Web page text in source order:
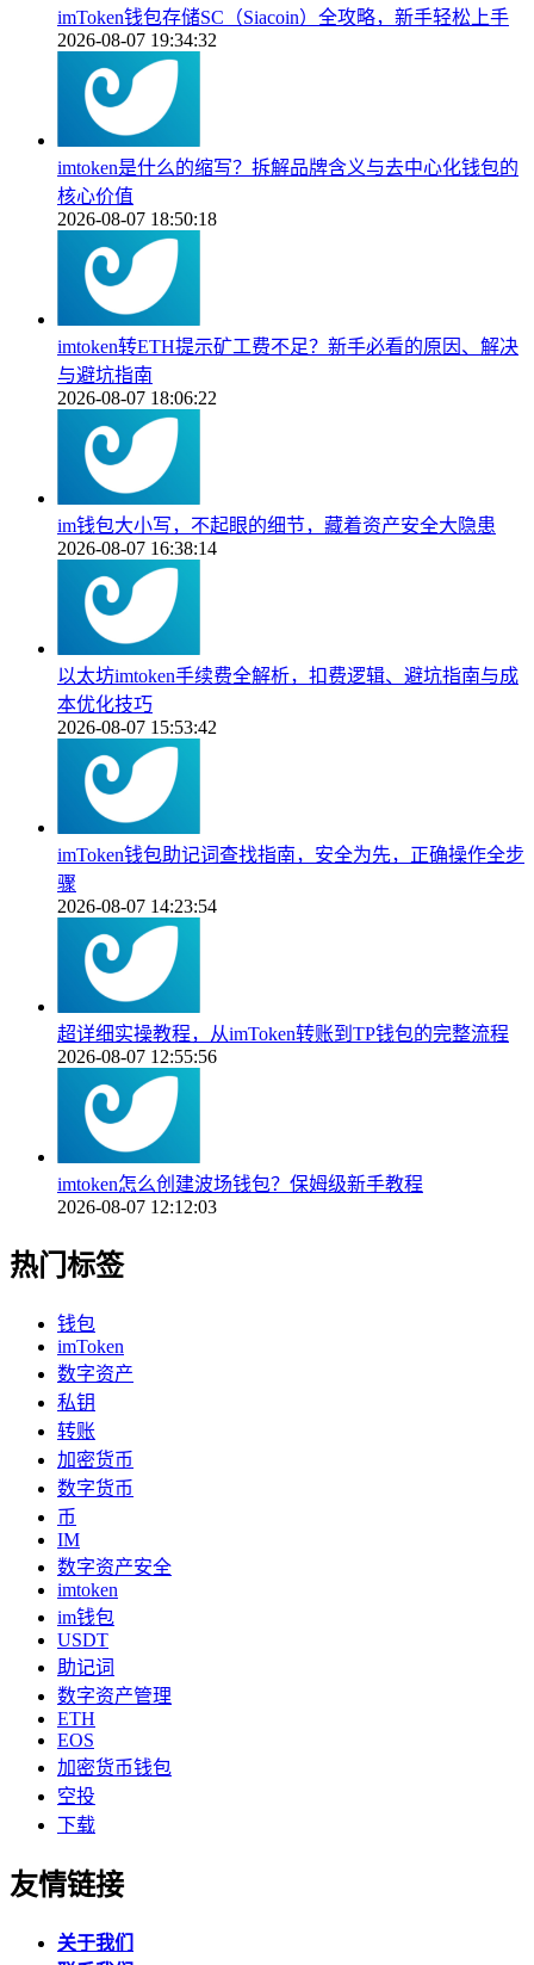
imToken钱包存储SC（Siacoin）全攻略，新手轻松上手
2026-08-07 19:34:32
imtoken是什么的缩写？拆解品牌含义与去中心化钱包的
核心价值
2026-08-07 18:50:18
imtoken转ETH提示矿工费不足？新手必看的原因、解决
与避坑指南
2026-08-07 18:06:22
im钱包大小写，不起眼的细节，藏着资产安全大隐患
2026-08-07 16:38:14
以太坊imtoken手续费全解析，扣费逻辑、避坑指南与成
本优化技巧
2026-08-07 15:53:42
imToken钱包助记词查找指南，安全为先，正确操作全步
骤
2026-08-07 14:23:54
超详细实操教程，从imToken转账到TP钱包的完整流程
2026-08-07 12:55:56
imtoken怎么创建波场钱包？保姆级新手教程
2026-08-07 12:12:03
热门标签
钱包
imToken
数字资产
私钥
转账
加密货币
数字货币
币
IM
数字资产安全
imtoken
im钱包
USDT
助记词
数字资产管理
ETH
EOS
加密货币钱包
空投
下载
友情链接
关于我们